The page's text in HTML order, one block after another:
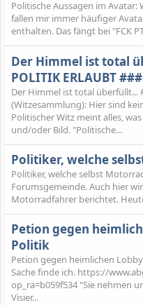
Politische Aussagen im
fallen mir immer häufiger
enthalten. Das fängt bei "FCK
Der Himmel ist total
POLITIK ERLAUBT
Der Himmel ist total überfüllt...
(Witzesammlung): Hier sind
Politischer Witz meint alles,
und/oder Bild. "Politische...
Politiker, welche
Politiker, welche selbst
Forumsgemeinde. Auch hier
Motorradfahrer berichtet.
Petion gegen
Politik
Petion gegen heimlichen
Sache finde ich. https://
op_ra=b059f534 "Sie nehmen
Visier...